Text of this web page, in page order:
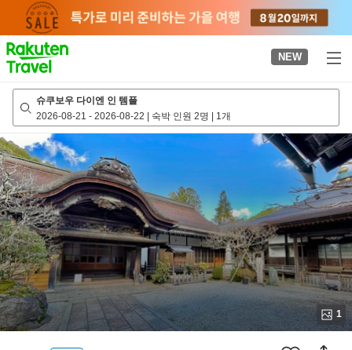
page
NEW
슈쿠보우 다이엔 인 템플
2026-08-21 - 2026-08-22 | 숙박 인원 2명 | 1개
1